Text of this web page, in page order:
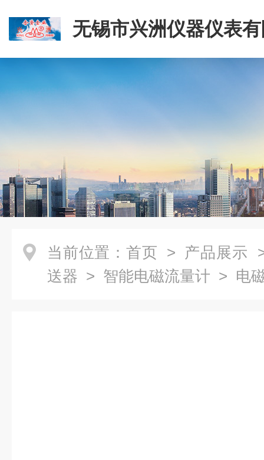
无锡市兴洲仪器仪表
当前位置： 首页 > 产品展示
送器 > 智能电磁流量计 > 电